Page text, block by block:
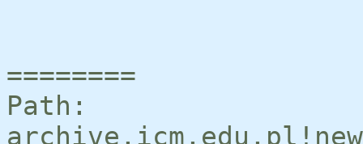
========